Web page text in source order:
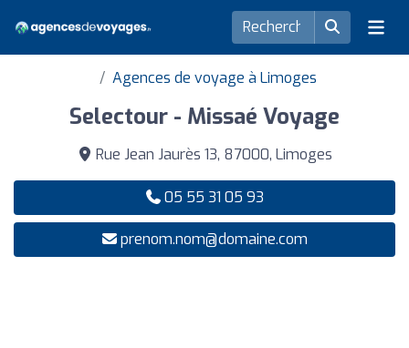
Agences de voyage à Limoges
Selectour - Missaé Voyage
Rue Jean Jaurès 13, 87000, Limoges
05 55 31 05 93
prenom.nom@domaine.com